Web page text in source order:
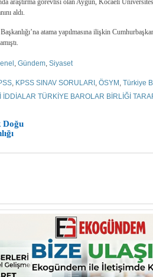
aldı.
atama yapılmasına ilişkin
Gündem Siyaset
KPSS SINAV SORULARI ÖSYM Türkiye
İDDİALAR TÜRKİYE BAROLAR BİRLİĞİ
Doğu